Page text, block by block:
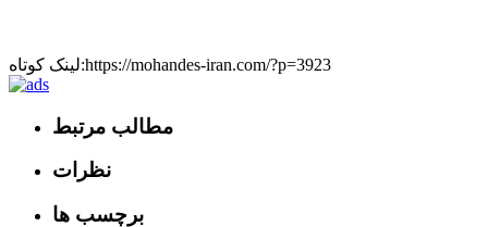
لینک کوتاه:https://mohandes-iran.com/?p=3923
مطالب مرتبط
نظرات
برچسب ها